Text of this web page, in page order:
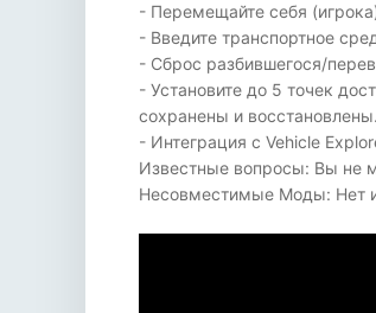
- Перемещайте себя
- Введите транспортное
- Сброс разбившегося/
- Установите до 5 точек
сохранены и восстановлены.
- Интеграция с Vehicle
Известные вопросы: Вы не
Несовместимые Моды: Нет